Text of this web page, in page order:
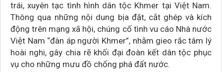
trái, xuyên tạc tình hình dân tộc Khmer tại Việt Nam.
Thông qua những nội dung bịa đặt, cắt ghép và kích
động trên mạng xã hội, chúng cố tình vu cáo Nhà nước
Việt Nam “đàn áp người Khmer”, nhằm gieo rắc tâm lý
hoài nghi, gây chia rẽ khối đại đoàn kết dân tộc phục
vụ cho những mưu đồ chống phá đất nước.